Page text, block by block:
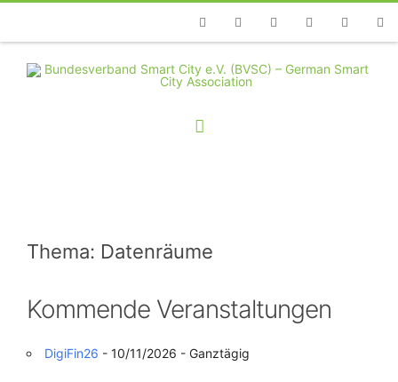
TelefonFacebookTwitterYoutubeInstagramLinkedin
Thema: Datenräume
Kommende Veranstaltungen
DigiFin26 - 10/11/2026 - Ganztägig